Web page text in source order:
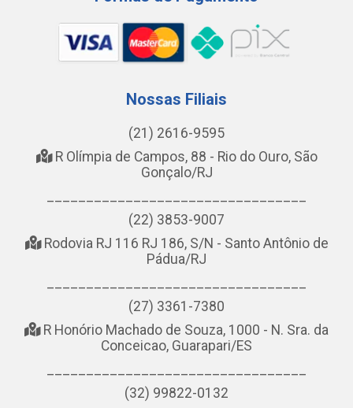
Nossas Filiais
(21) 2616-9595
R Olímpia de Campos, 88 - Rio do Ouro, São
Gonçalo/RJ
(22) 3853-9007
Rodovia RJ 116 RJ 186, S/N - Santo Antônio de
Pádua/RJ
(27) 3361-7380
R Honório Machado de Souza, 1000 - N. Sra. da
Conceicao, Guarapari/ES
(32) 99822-0132